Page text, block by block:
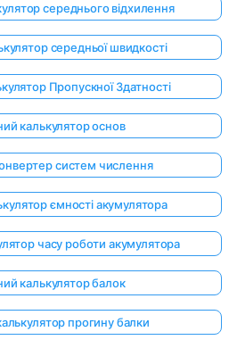
середнього відхилення
середньої швидкості
Пропускної Здатності
калькулятор основ
систем числення
ємності акумулятора
часу роботи акумулятора
калькулятор балок
прогину балки